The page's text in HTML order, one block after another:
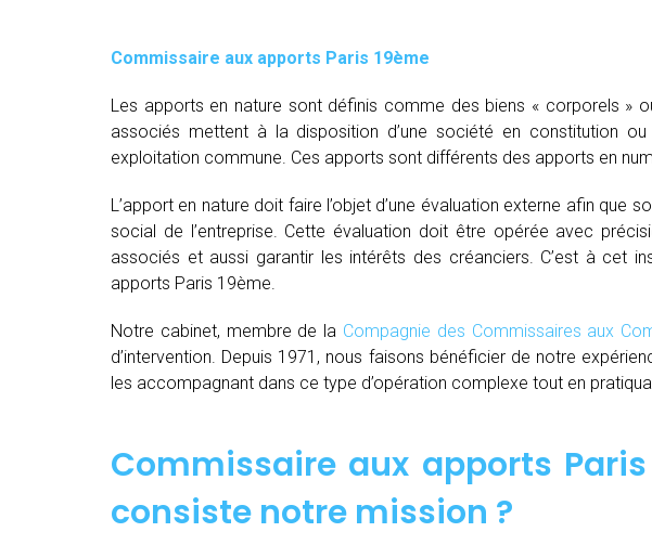
Commissaire aux apports Paris 19ème
Les apports en nature sont définis comme des biens « corporels »
associés mettent à la disposition d’une société en constitution
exploitation commune. Ces apports sont différents des apports en
L’apport en nature doit faire l’objet d’une évaluation externe afin que
social de l’entreprise. Cette évaluation doit être opérée avec
associés et aussi garantir les intérêts des créanciers. C’est à cet
apports Paris 19ème.
Notre cabinet, membre de la Compagnie des Commissaires aux
d’intervention. Depuis 1971, nous faisons bénéficier de notre
les accompagnant dans ce type d’opération complexe tout en
Commissaire aux apports
consiste notre mission ?